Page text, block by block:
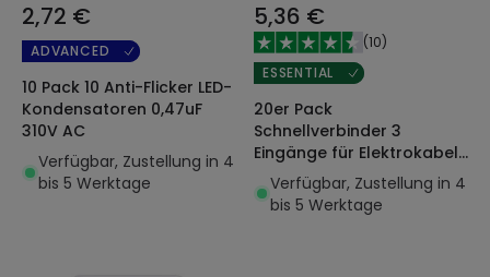
2,72 €
ADVANCED
10 Pack 10 Anti-Flicker LED-
Kondensatoren 0,47uF
310V AC
Verfügbar, Zustellung in 4
bis 5 Werktage
5,36 €
(10)
ESSENTIAL
20er Pack
Schnellverbinder 3
Eingänge für Elektrokabel
0,08-4 mm²
Verfügbar, Zustellung in 4
bis 5 Werktage